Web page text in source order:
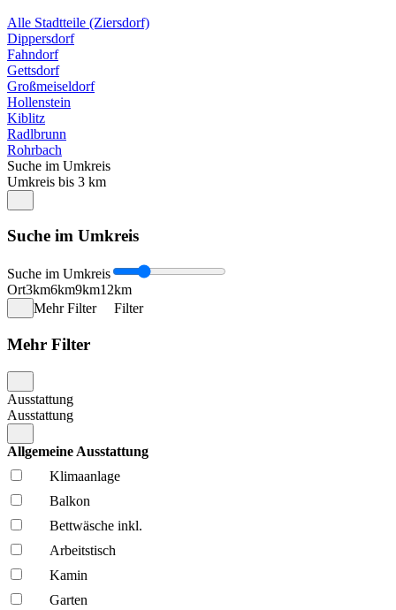
Alle Stadtteile (Ziersdorf)
Dippersdorf
Fahndorf
Gettsdorf
Großmeiseldorf
Hollenstein
Kiblitz
Radlbrunn
Rohrbach
Suche im Umkreis
Umkreis bis 3 km
Suche im Umkreis
Suche im Umkreis
Ort3km6km9km12km
Mehr Filter
Filter
Mehr Filter
Ausstattung
Ausstattung
Allgemeine Ausstattung
Klima­anlage
Balkon
Bettwäsche inkl.
Arbeitstisch
Kamin
Garten